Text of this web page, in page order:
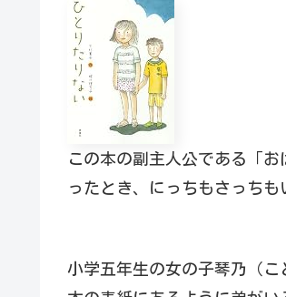
この本の副主人公である「
ったとき、にっちもさっちも
小学五年生の女の子琴乃（こ